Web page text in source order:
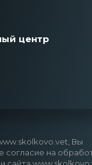
центр
Вы
согласие на